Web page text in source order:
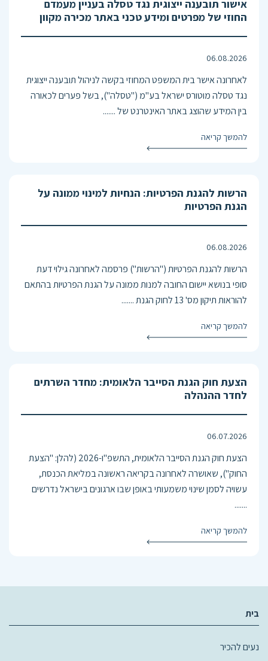
אישור תובענה ייצוגית נגד טסלה בעניין מעמדם
החוזי של מפרטים ומידע טכני באתר מכירה מקוון
06.08.2026
לאחרונה אישר בית המשפט המחוזי בקשה לניהול תובענה ייצוגית
נגד טסלה מוטורס ישראל בע"מ ("טסלה"), בשל פערים לכאורה
בין המידע שהוצג באתר האינטרנט של .......
להמשך קריאה
הרשות להגנת הפרטיות: הנחיות למינוי ממונה על
הגנת הפרטיות
06.08.2026
הרשות להגנת הפרטיות ("הרשות") פרסמה לאחרונה גילוי דעת
סופי בנושא יישום החובה למנות ממונה על הגנת הפרטיות בהתאם
להוראות תיקון מס' 13 לחוק הגנת .......
להמשך קריאה
הצעת חוק הגנת הסייבר הלאומית: מחדר השרתים
לחדר ההנהלה
06.07.2026
הצעת חוק הגנת הסייבר הלאומית, התשפ"ו-2026 (להלן: "הצעת
החוק"), שאושרה לאחרונה בקריאה ראשונה במליאת הכנסת,
עשויה לסמן שינוי משמעותי באופן שבו ארגונים בישראל נדרשים
.......
להמשך קריאה
בית
נעים להכיר